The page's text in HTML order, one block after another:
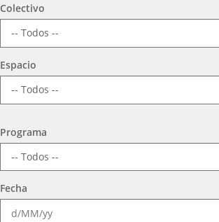
Colectivo
Espacio
Programa
Fecha